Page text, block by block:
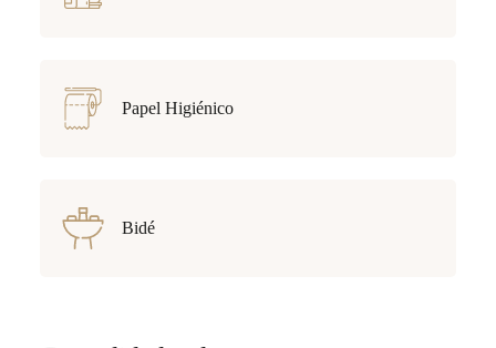
Papel Higiénico
Bidé